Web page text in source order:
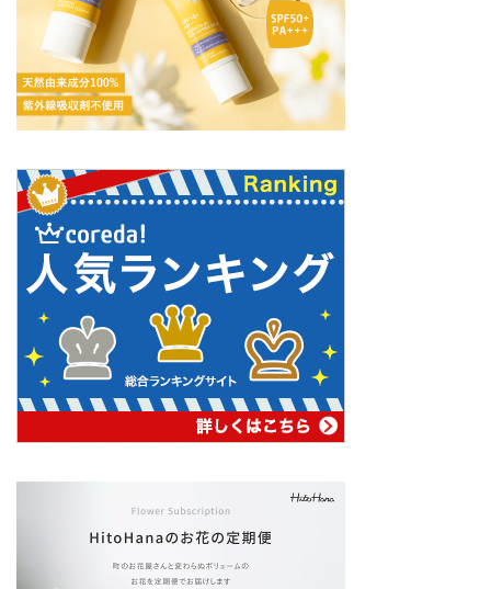
ナチュラルライフ